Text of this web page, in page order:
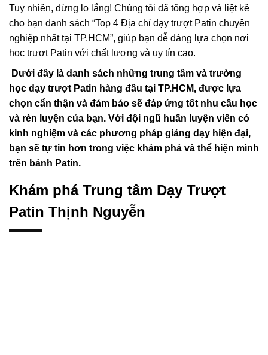
Tuy nhiên, đừng lo lắng! Chúng tôi đã tổng hợp và liệt kê
cho bạn danh sách “Top 4 Địa chỉ dạy trượt Patin chuyên
nghiệp nhất tại TP.HCM”, giúp bạn dễ dàng lựa chọn nơi
học trượt Patin với chất lượng và uy tín cao.
Dưới đây là danh sách những trung tâm và trường
học dạy trượt Patin hàng đầu tại TP.HCM, được lựa
chọn cẩn thận và đảm bảo sẽ đáp ứng tốt nhu cầu học
và rèn luyện của bạn. Với đội ngũ huấn luyện viên có
kinh nghiệm và các phương pháp giảng dạy hiện đại,
bạn sẽ tự tin hơn trong việc khám phá và thể hiện mình
trên bánh Patin.
Khám phá Trung tâm Dạy Trượt
Patin Thịnh Nguyễn